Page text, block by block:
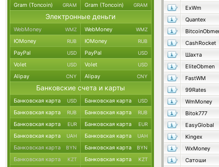
ExWm
Quantex
CashRocket
Шахта
EliteObmen
FastWM
99Rates
WmMoney
Bitok777
EasyGlobal
Kingex
WxMoney
Сатоши
Gram (Toncoin) GRAM Gram (Toncoin) GRAM
Электронные деньги
WebMoney WMZ WebMoney WMZ
ЮMoney RUB ЮMoney RUB
PayPal USD PayPal USD
Volet USD Volet USD
Alipay CNY Alipay CNY
Банковские счета и карты
Банковская карта USD Банковская карта USD
Банковская карта RUB Банковская карта RUB
Банковская карта EUR Банковская карта EUR
Банковская карта UAH Банковская карта UAH
Банковская карта BYN Банковская карта BYN
Банковская карта KZT Банковская карта KZT